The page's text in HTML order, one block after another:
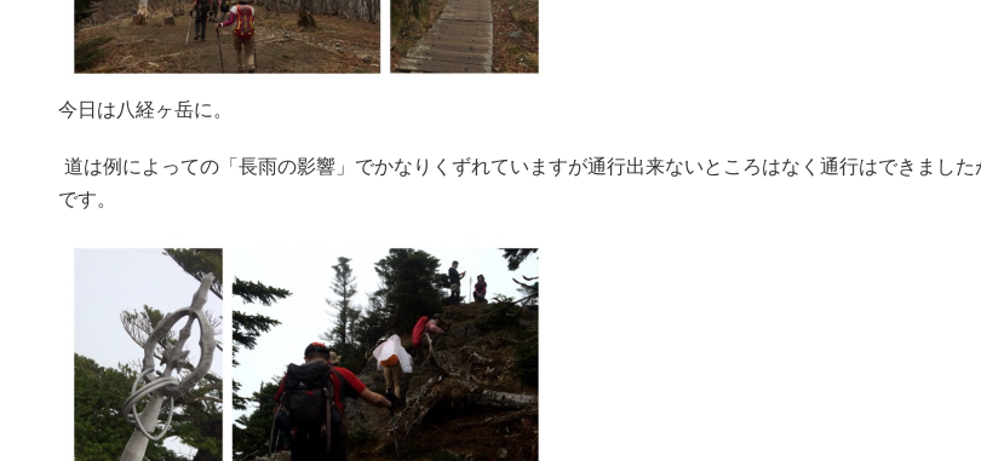
今日は八経ヶ岳に。
道は例によっての「長雨の影響」でかなりくずれていますが通行出来ないところはなく通行はできました
です。